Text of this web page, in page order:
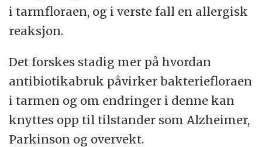
i tarmfloraen, og i verste fall en allergisk
reaksjon.
Det forskes stadig mer på hvordan
antibiotikabruk påvirker bakteriefloraen
i tarmen og om endringer i denne kan
knyttes opp til tilstander som Alzheimer,
Parkinson og overvekt.